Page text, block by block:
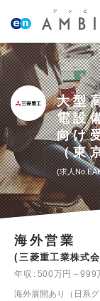
大型
電設
向け
（東
求人
海外営業
三菱重工業株式
年収
500万円～999
海外展開あり（日系グ